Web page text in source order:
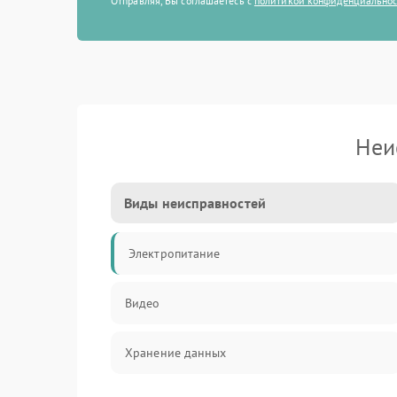
Виды неисправностей
Электропитание
Видео
Хранение данных